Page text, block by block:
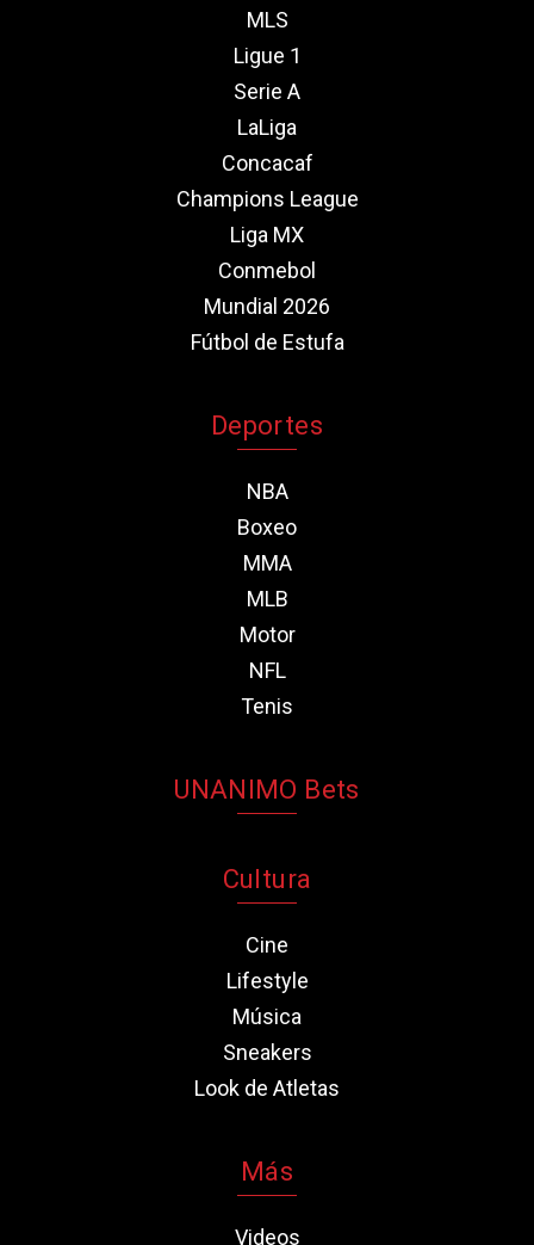
MLS
Ligue 1
Serie A
LaLiga
Concacaf
Champions League
Liga MX
Conmebol
Mundial 2026
Fútbol de Estufa
Deportes
NBA
Boxeo
MMA
MLB
Motor
NFL
Tenis
UNANIMO Bets
Cultura
Cine
Lifestyle
Música
Sneakers
Look de Atletas
Más
Videos